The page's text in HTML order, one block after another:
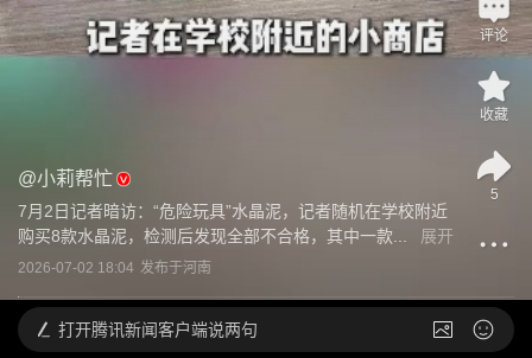
@小莉帮忙
7月2日记者暗访：“危险玩具”水晶泥，记者随机在学校附近
购买8款水晶泥，检测后发现全部不合格，其中一款...
展开
2026-07-02 18:04 发布于河南
评论
收藏
5
打开腾讯新闻客户端说两句